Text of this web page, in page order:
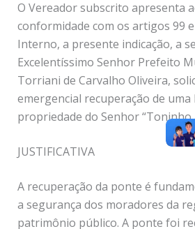
O Vereador subscrito apresenta
conformidade com os artigos 99
Interno, a presente indicação, a
Excelentíssimo Senhor Prefeito
Torriani de Carvalho Oliveira,
emergencial recuperação de
propriedade do Senhor “Toninho
JUSTIFICATIVA
A recuperação da ponte é
a segurança dos moradores da
patrimônio público. A ponte foi